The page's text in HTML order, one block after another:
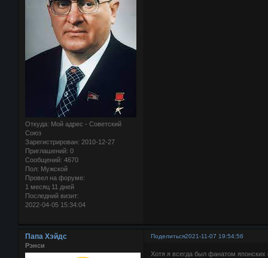
Откуда: Мой адрес - Советский
Союз
Зарегистрирован: 2010-12-27
Приглашений: 0
Сообщений: 4670
Пол: Мужской
Провел на форуме:
1 месяц 11 дней
Последний визит:
2022-04-05 15:34:04
Поделиться2021-11-07 19:54:56
Папа Хэйдс
Рэнси
Хотя я всегда был фанатом